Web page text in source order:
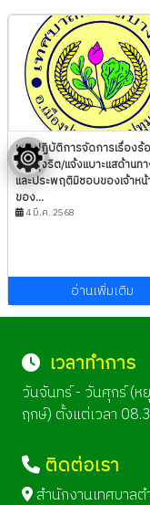
แนวปฏิบัติการจัดการเรื่องร้
การทุจริต/แจ้งแบาะแสด้านท
และประพฤติมิชอบของเจ้าหน้
ของ...
4 มี.ค. 2568
อ่านเพิ่มเติม
เวลาทำการ
วันจันทร์ - วันศุกร์ (ห
ฤกษ์) ตั้งแต่เวลา
ติดต่อเรา
สำนักงานเทศบาล